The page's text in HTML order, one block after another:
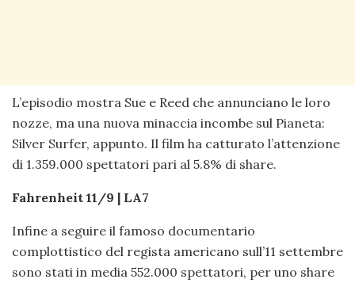
L’episodio mostra Sue e Reed che annunciano le loro
nozze, ma una nuova minaccia incombe sul Pianeta:
Silver Surfer, appunto. Il film ha catturato l’attenzione
di 1.359.000 spettatori pari al 5.8% di share.
Fahrenheit 11/9 | LA7
Infine a seguire il famoso documentario
complottistico del regista americano sull’11 settembre
sono stati in media 552.000 spettatori, per uno share